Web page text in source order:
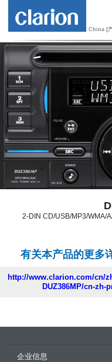
China [
2-DIN CD/USB/MP3/WMA/
有关本产品的更多
http://www.clarion.com/cn/
DUZ386MP/cn-zh-
企业信息